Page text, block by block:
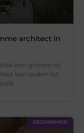
architect in
een grotere rol
kan leiden tot
GEZONDHEID